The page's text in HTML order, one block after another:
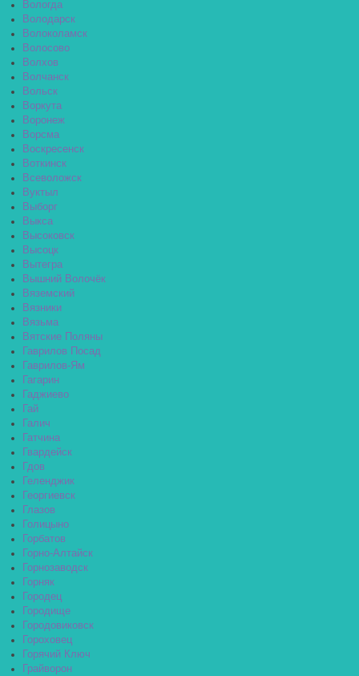
Вологда
Володарск
Волоколамск
Волосово
Волхов
Волчанск
Вольск
Воркута
Воронеж
Ворсма
Воскресенск
Воткинск
Всеволожск
Вуктыл
Выборг
Выкса
Высоковск
Высоцк
Вытегра
Вышний Волочёк
Вяземский
Вязники
Вязьма
Вятские Поляны
Гаврилов Посад
Гаврилов-Ям
Гагарин
Гаджиево
Гай
Галич
Гатчина
Гвардейск
Гдов
Геленджик
Георгиевск
Глазов
Голицыно
Горбатов
Горно-Алтайск
Горнозаводск
Горняк
Городец
Городище
Городовиковск
Гороховец
Горячий Ключ
Грайворон